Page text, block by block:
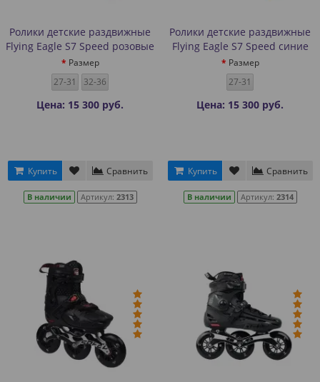
Ролики детские раздвижные
Flying Eagle S7 Speed розовые
Размер
27-31
32-36
Цена: 15 300 руб.
Купить Сравнить
В наличии Артикул: 2313
Ролики детские раздвижные
Flying Eagle S7 Speed синие
Размер
27-31
Цена: 15 300 руб.
Купить Сравнить
В наличии Артикул: 2314